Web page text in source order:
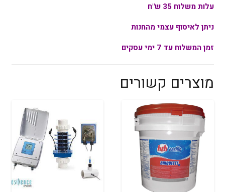
עלות משלוח 35 ש"ח
ניתן לאיסוף עצמי מהחנות
זמן המשלוח עד 7 ימי עסקים
מוצרים קשורים